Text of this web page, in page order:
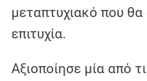
μεταπτυχιακό που
επιτυχία.
Αξιοποίησε μία από